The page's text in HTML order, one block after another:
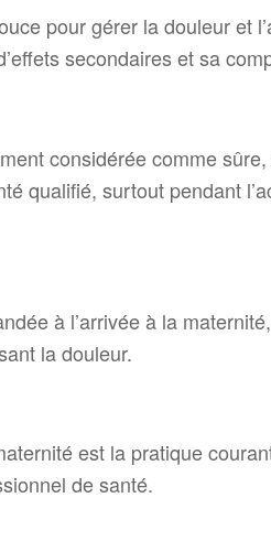
pour gérer la douleur et
secondaires et sa
considérée comme
qualifié, surtout pendant
à l’arrivée à la
la douleur.
est la pratique
de santé.